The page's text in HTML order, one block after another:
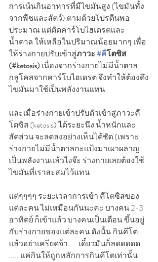
การเน้นกินอาหารที่มีไขมันสูง (ไขมันทั้ง
จากพืชและสัตว์) ตามด้วยโปรตีนพอ
ประมาณ แต่ตัดคาร์โบไฮเดรตและ
น้ำตาล ให้เหลือในปริมาณน้อยมากๆ เพื่อ
ให้ร่างกายปรับเข้าสู่ภาวะ #คีโตซิส
(#ketosis) เนื่องจากร่างกายไม่มีน้ำตาล
กลูโคสจากคาร์โบไฮเดรต จึงทำให้ต้องดึง
ไขมันมาใช้เป็นพลังงานแทน
และเมื่อร่างกายเข้าปรับตัวเข้าสู่ภาวะคี
โตซิส (ketosis) ได้ระยะนึง น้ำหนักและ
สัดส่วน จะลดลงอย่างเห็นได้ชัด (เพราะ
ร่างกายไม่มีน้ำตาลกะแป้งมาเผาผลาญ
เป็นพลังงานแล้วไงจ๊ะ ร่างกายเลยต้องใช้
ไขมันที่เราสะสมไว้แทน
แต่ๆๆๆๆ ระยะเวลาการเข้า คีโตซิสของ
แต่ละคน ไม่เหมือนกันนะคะ บางคน 2-3
อาทิตย์ ก็เข้าแล้ว บางคนเป็นเดือน ขึ้นอยู่
กับร่างกายของแต่ละคน ดังนั้น กินคีโต
แล้วอย่าเครียดจ้า .... เดี๋ยวมันก็ลดดดดด
..... แค่กินให้ถูกหลักการกินคีโตเท่านั้น